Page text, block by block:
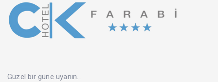
Güzel bir güne uyanın...